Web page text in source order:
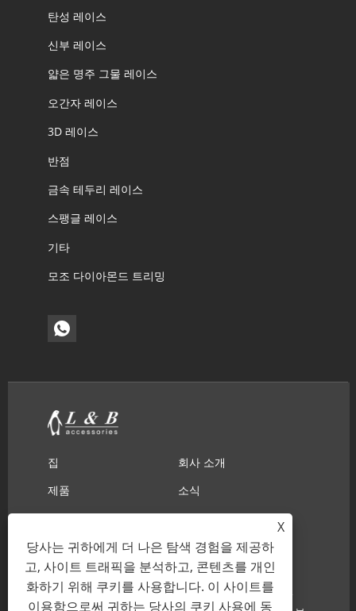
탄성 레이스
신부 레이스
얇은 명주 그물 레이스
오간자 레이스
3D 레이스
반점
금속 테두리 레이스
스팽글 레이스
기타
모조 다이아몬드 트리밍
집
회사 소개
제품
소식
다운로드
문의 보내기
문의하기
Copyright © 2022 Ningbo L & B Import & Export Co.,
X
당사는 귀하에게 더 나은 탐색 경험을 제공하
고, 사이트 트래픽을 분석하고, 콘텐츠를 개인
화하기 위해 쿠키를 사용합니다. 이 사이트를
이용함으로써 귀하는 당사의 쿠키 사용에 동